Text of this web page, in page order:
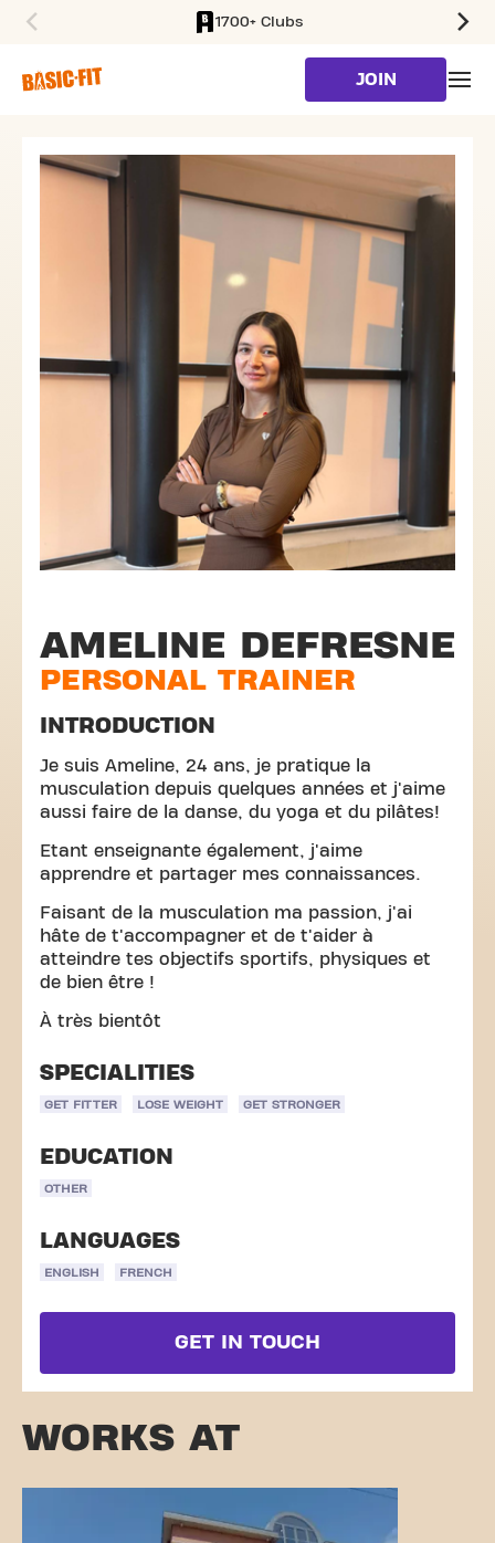
1700+ Clubs
JOIN
AMELINE DEFRESNE
PERSONAL TRAINER
INTRODUCTION
Je suis Ameline, 24 ans, je pratique la
musculation depuis quelques années et j'aime
aussi faire de la danse, du yoga et du pilâtes!
Etant enseignante également, j'aime
apprendre et partager mes connaissances.
Faisant de la musculation ma passion, j'ai
hâte de t'accompagner et de t'aider à
atteindre tes objectifs sportifs, physiques et
de bien être !
À très bientôt
SPECIALITIES
GET FITTER LOSE WEIGHT GET STRONGER
EDUCATION
OTHER
LANGUAGES
ENGLISH FRENCH
GET IN TOUCH
WORKS AT